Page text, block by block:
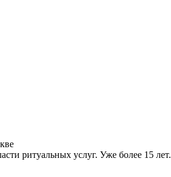
ритуальных услуг. Уже более 15 лет.